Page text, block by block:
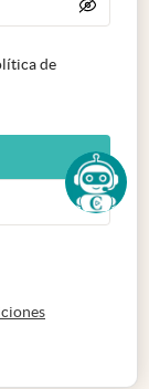
de
abre en nueva